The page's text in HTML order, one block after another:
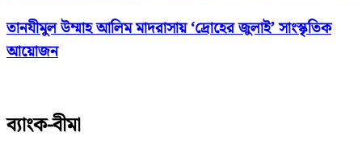
তানযীমুল উম্মাহ আলিম মাদরাসায় ‘দ্রোহের জুলাই’ সাংস্কৃতিক
আয়োজন
ব্যাংক-বীমা